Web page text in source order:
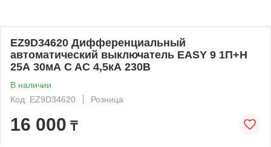
EZ9D34620 Дифференциальный
автоматический выключатель EASY 9 1П+Н
25А 30мА C AC 4,5кА 230В
В наличии
Код: EZ9D34620
Розница
16 000 ₸